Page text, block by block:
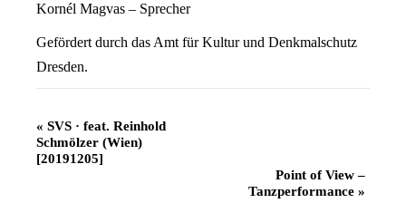
Kornél Magvas – Sprecher
Gefördert durch das Amt für Kultur und Denkmalschutz
Dresden.
Veranstaltung
Navigation
« SVS · feat. Reinhold
Schmölzer (Wien)
[20191205]
Point of View –
Tanzperformance »